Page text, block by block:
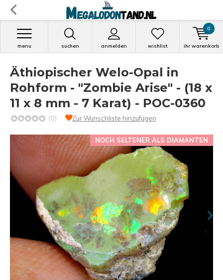
suchen anmelden
menu wishlist ihr warenkorb
0
Äthiopischer Welo-Opal in
Rohform - "Zombie Arise" - (18 x
11 x 8 mm - 7 Karat) - POC-0360
(0) Zur Wunschliste hinzufügen
NOCH SELTENER ALS DIAMANTEN